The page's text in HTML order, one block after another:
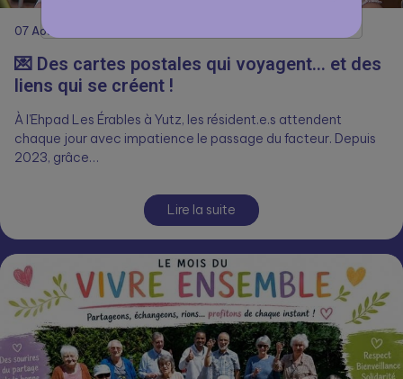
07Août
💌 Des cartes postales qui voyagent… et des
liens qui se créent !
À l’Ehpad Les Érables à Yutz, les résident.e.s attendent
chaque jour avec impatience le passage du facteur. Depuis
2023, grâce…
Lire la suite